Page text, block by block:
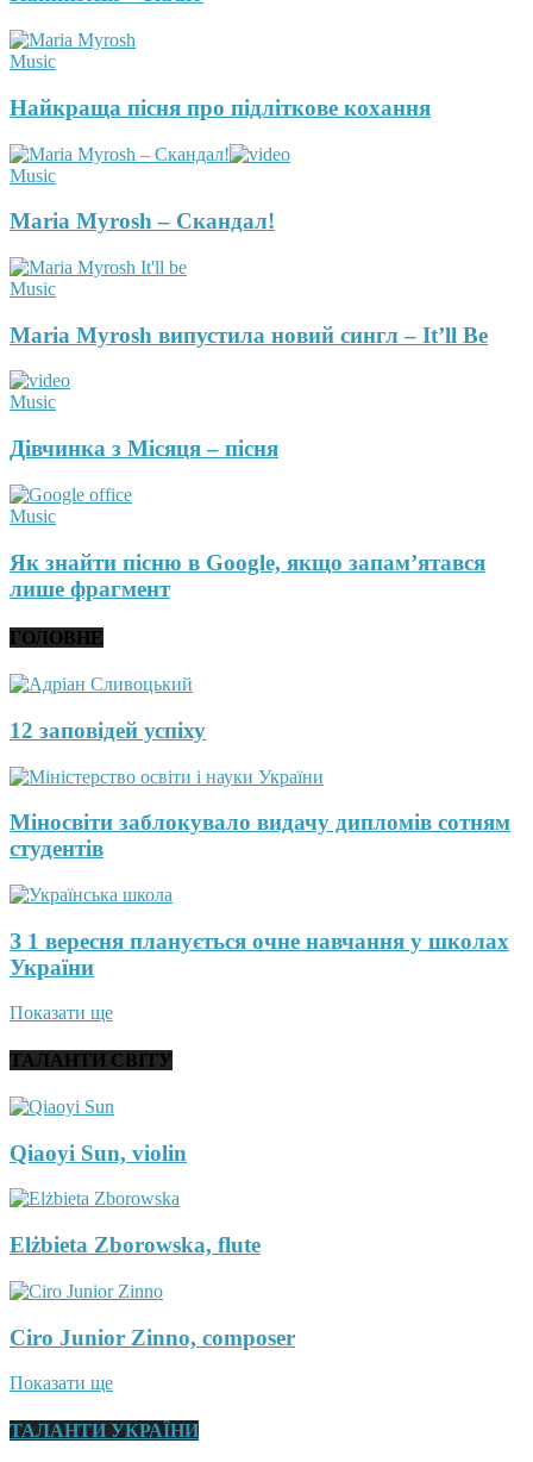
Music
Найкраща пісня про підліткове кохання
Music
Maria Myrosh – Скандал!
Music
Maria Myrosh випустила новий сингл – It’ll Be
Music
Дівчинка з Місяця – пісня
Music
Як знайти пісню в Google, якщо запам’ятався
лише фрагмент
ГОЛОВНЕ
12 заповідей успіху
Міносвіти заблокувало видачу дипломів сотням
студентів
З 1 вересня планується очне навчання у школах
України
Показати ще
ТАЛАНТИ СВІТУ
Qiaoyi Sun, violin
Elżbieta Zborowska, flute
Ciro Junior Zinno, composer
Показати ще
ТАЛАНТИ УКРАЇНИ